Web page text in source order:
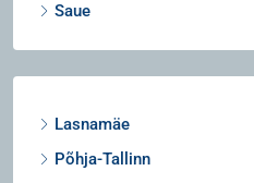
Saue
Lasnamäe
Põhja-Tallinn